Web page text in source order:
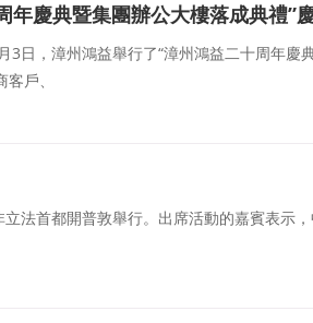
年慶典暨集團辦公大樓落成典禮”
，漳州鴻益舉行了“漳州鴻益二十周年慶
戶、
首都開普敦舉行。出席活動的嘉賓表示，